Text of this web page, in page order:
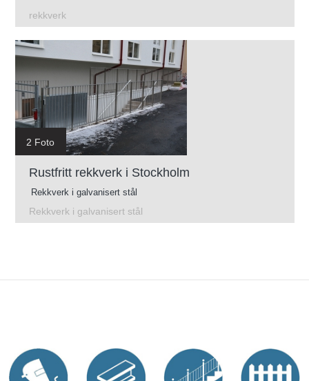
rekkverk
2 Foto
Rustfritt rekkverk i Stockholm
Rekkverk i galvanisert stål
Rekkverk i galvanisert stål